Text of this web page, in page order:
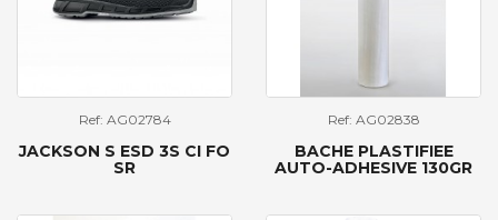
Ref: AG02784
JACKSON S ESD 3S CI FO
SR
Ref: AG02838
BACHE PLASTIFIEE
AUTO-ADHESIVE 130GR